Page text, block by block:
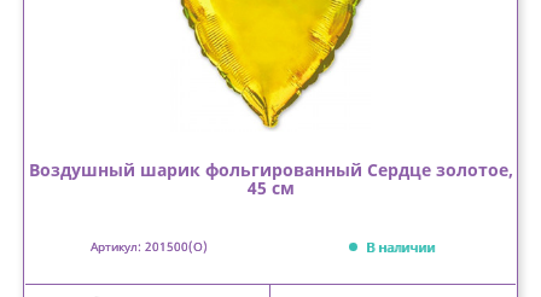
Воздушный шарик фольгированный Сердце золотое,
45 см
Артикул: 201500(O) В наличии